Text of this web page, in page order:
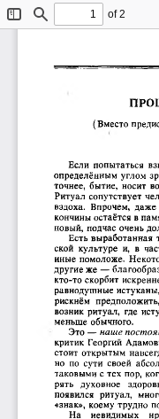
ToggleFind
of 2
(Вместо
Если  попытаться
определённым  углом
точнее,  бытие,  носит
Ритуал  сопутствует
вздоха.  Впрочем,  даже
кончины остаётся в
новый,  подчас  очень
Есть  выработанная
ской  культуре  и,  в
иные  помоложе.
другие же  —
кто-то скорбит
равнодушные
рискнём предположить,
возник  ритуал,  где
меньше  обычного.
Это — наше
критик  Георгий
стоит  открытым
но  по  сути  своей
таковыми с тех  пор,
рять
духовное
появился
ритуал,
«знак»,  коему  трудно
На
невидимых